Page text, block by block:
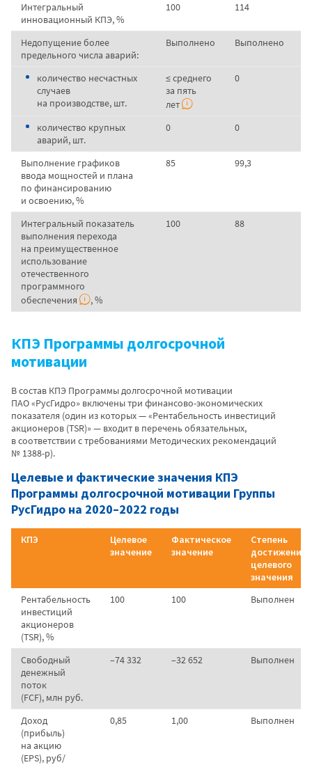
Интегральный
инновационный КПЭ, %
100 114
Недопущение более
предельного числа аварий:
Выполнено Выполнено
количество несчастных
случаев
на производстве, шт.
≤ среднего
за пять
лет
0
количество крупных
аварий, шт.
0 0
Выполнение графиков
ввода мощностей и плана
по финансированию
и освоению, %
85 99,3
Интегральный показатель
выполнения перехода
на преимущественное
использование
отечественного
программного
обеспечения
, %
100 88
КПЭ Программы долгосрочной
мотивации
В состав КПЭ Программы долгосрочной мотивации
ПАО «РусГидро» включены три финансово-экономических
показателя (один из которых — «Рентабельность инвестиций
акционеров (TSR)» — входит в перечень обязательных,
в соответствии с требованиями Методических рекомендаций
№ 1388-р).
Целевые и фактические значения КПЭ
Программы долгосрочной мотивации Группы
РусГидро на 2020–2022 годы
КПЭ
Целевое
значение
Фактическое
значение
Степень
достижения
целевого
значения
Рентабельность
инвестиций
акционеров
(TSR), %
100 100 Выполнен
Свободный
денежный
поток
(FCF), млн руб.
–74 332 –32 652 Выполнен
Доход
(прибыль)
на акцию
(EPS), руб/
0,85 1,00 Выполнен